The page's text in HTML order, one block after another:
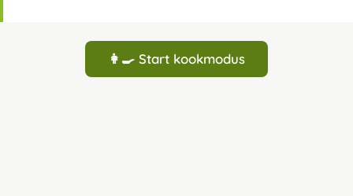
👩‍🍳 Start kookmodus